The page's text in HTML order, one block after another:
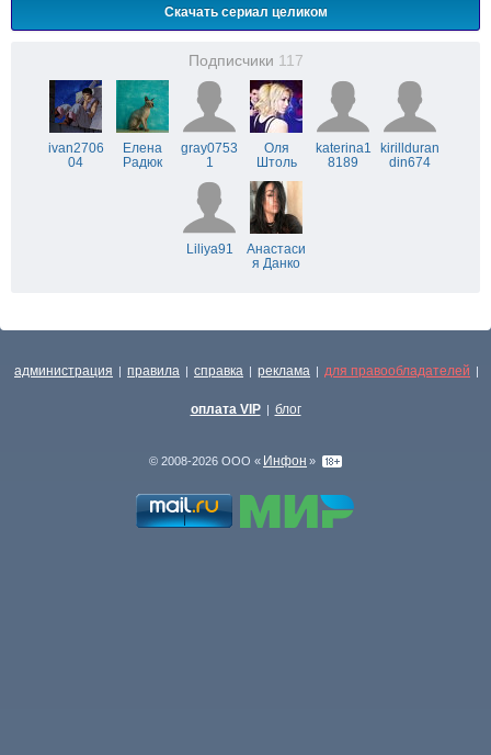
Скачать сериал целиком
Подписчики 117
ivan2706
04
Елена
Радюк
gray0753
1
Оля
Штоль
katerina1
8189
kirillduran
din674
Liliya91
Анастаси
я Данко
администрация | правила | справка | реклама | для правообладателей |
оплата VIP | блог
© 2008-2026 ООО « Инфон »